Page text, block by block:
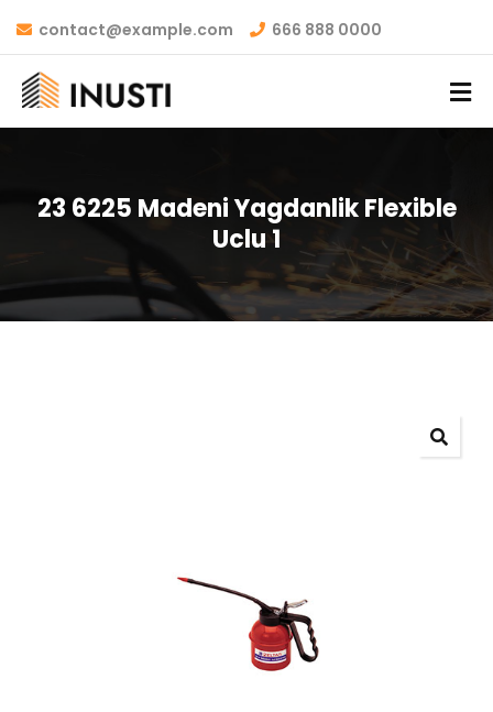
contact@example.com 666 888 0000
23 6225 Madeni Yagdanlik Flexible
Uclu 1